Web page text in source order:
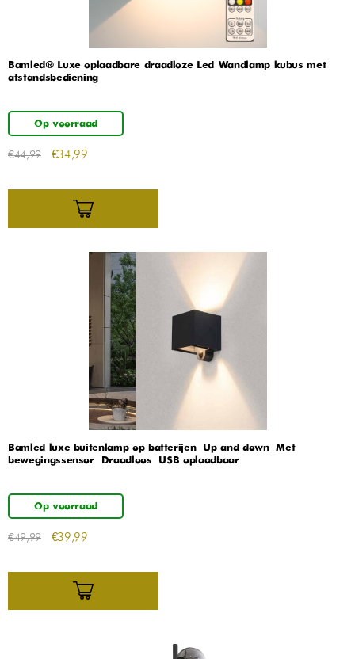
Bamled® Luxe oplaadbare draadloze Led Wandlamp kubus met
afstandsbediening
Op voorraad
€44,99 €34,99
Bamled luxe buitenlamp op batterijen – Up and down – Met
bewegingssensor – Draadloos – USB oplaadbaar
Op voorraad
€49,99 €39,99